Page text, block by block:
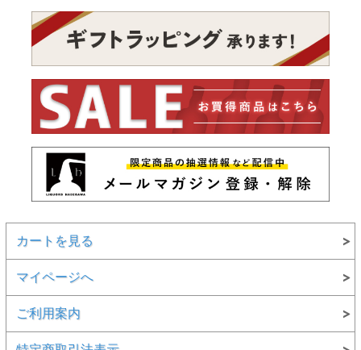
カートを見る
マイページへ
ご利用案内